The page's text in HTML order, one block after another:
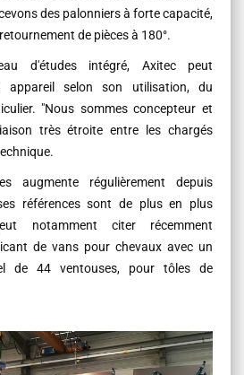
des palonniers à forte capacité,
de pièces à 180°.
d'études intégré, Axitec peut
appareil selon son utilisation, du
"Nous sommes concepteur et
très étroite entre les chargés
augmente régulièrement depuis
références sont de plus en plus
notamment citer récemment
de vans pour chevaux avec un
de 44 ventouses, pour tôles de